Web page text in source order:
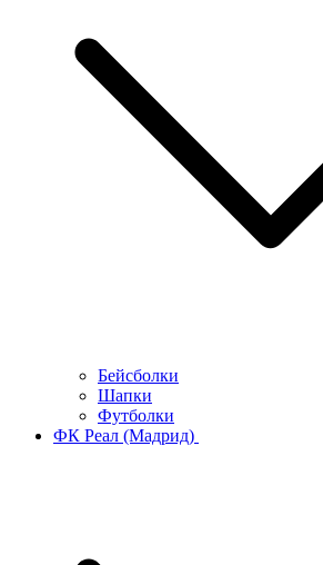
Бейсболки
Шапки
Футболки
ФК Реал (Мадрид)